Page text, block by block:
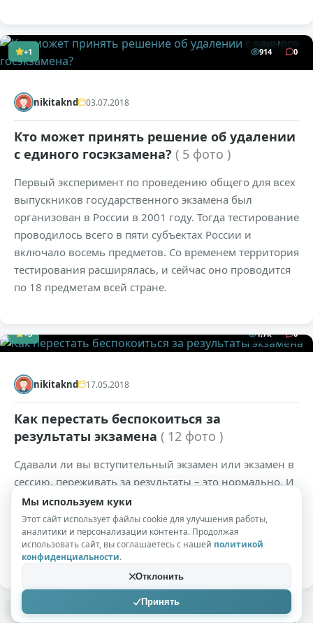
+1 914 0
nikitaknd 03.07.2018
Кто может принять решение об удалении
с единого госэкзамена? ( 5 фото )
Первый эксперимент по проведению общего для всех
выпускников государственного экзамена был
организован в России в 2001 году. Тогда тестирование
проводилось всего в пяти субъектах России и
включало восемь предметов. Со временем территория
тестирования расширялась, и сейчас оно проводится
по 18 предметам всей стране.
+3 1,7к 0
nikitaknd 17.05.2018
Как перестать беспокоиться за
результаты экзамена ( 12 фото )
Сдавали ли вы вступительный экзамен или экзамен в
сессию, переживать за результаты – это нормально. И
хотя вы уже ничего не сможете изменить, волнение
вам никак не поможет. Вместо этого попробуйте
расслабиться, порадовать себя и провести время с
хорошими друзьями.
Мы используем куки
Этот сайт использует файлы cookie для улучшения работы,
аналитики и персонализации контента. Продолжая
использовать сайт, вы соглашаетесь с нашей политикой
конфиденциальности.
Отклонить
Принять